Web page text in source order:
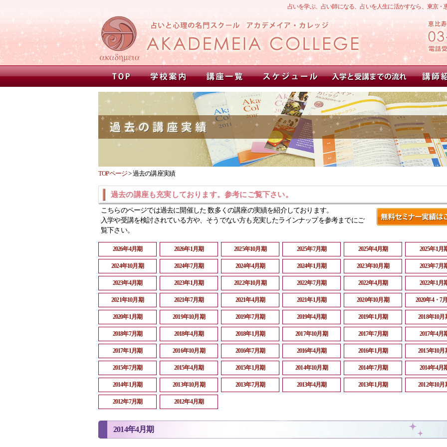
占いを学ぶ、占い師になる、占いを人生に活かすなら、東京
TOPページ>過去の講座実績
過去の講座も充実しております。参考にご覧下さい。
こちらのページでは過去に開催した 数多くの講座の実績を紹介しております。
入学や受講を検討されている方や、そうでない方も充実したラインナップを参考までにご
覧下さい。
2026年4月期 2026年1月期 2025年10月期 2025年7月期 2025年4月期 2025年1月
2024年10月期 2024年7月期 2024年4月期 2024年1月期 2023年10月期 2023年7月
2023年4月期 2023年1月期 2022年10月期 2022年7月期 2022年4月期 2022年1月
2021年10月期 2021年7月期 2021年4月期 2021年1月期 2020年10月期 2020年4・7
2020年1月期 2019年10月期 2019年7月期 2019年4月期 2019年1月期 2018年10月
2018年7月期 2018年4月期 2018年1月期 2017年10月期 2017年7月期 2017年4月
2017年1月期 2016年10月期 2016年7月期 2016年4月期 2016年1月期 2015年10月
2015年7月期 2015年4月期 2015年1月期 2014年10月期 2014年7月期 2014年4月
2014年1月期 2013年10月期 2013年7月期 2013年4月期 2013年1月期 2012年10月
2012年7月期 2012年4月期
2014年4月期